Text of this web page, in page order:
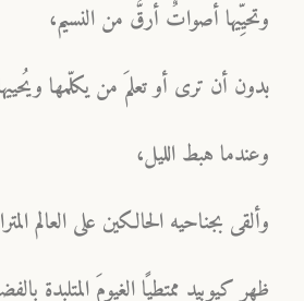
وتحيِّيها أصواتٌ أرقُّ من النسيم،
بدون أن ترى أو تعلمَ من يكلّمها
وعندما هبط الليل،
وألقى بجناحيه الحالكين على العالم
ظهر كيوبيد ممتطيًا الغيومَ المتلبدة